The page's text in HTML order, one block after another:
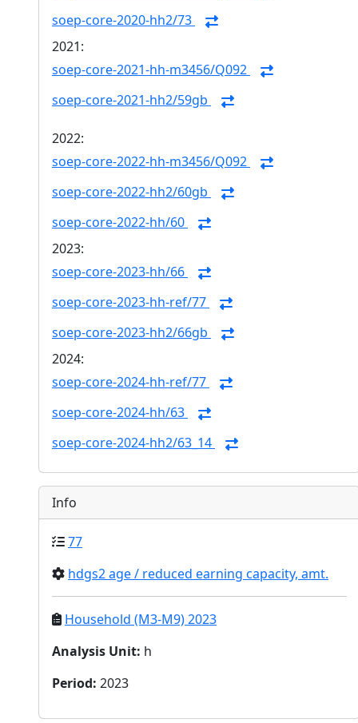
soep-core-2020-hh2/73
2021:
soep-core-2021-hh-m3456/Q092
soep-core-2021-hh2/59gb
2022:
soep-core-2022-hh-m3456/Q092
soep-core-2022-hh2/60gb
soep-core-2022-hh/60
2023:
soep-core-2023-hh/66
soep-core-2023-hh-ref/77
soep-core-2023-hh2/66gb
2024:
soep-core-2024-hh-ref/77
soep-core-2024-hh/63
soep-core-2024-hh2/63_14
Info
77
hdgs2 age / reduced earning capacity, amt.
Household (M3-M9) 2023
Analysis Unit: h
Period: 2023